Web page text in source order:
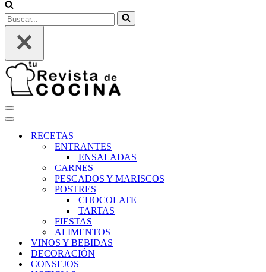
Buscar...
Menú
de
Menú
navegaciónRECETAS
ENTRANTES
ENSALADAS
CARNES
PESCADOS Y MARISCOS
POSTRES
CHOCOLATE
TARTAS
FIESTAS
ALIMENTOS
VINOS Y BEBIDAS
DECORACIÓN
CONSEJOS